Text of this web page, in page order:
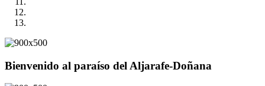
Bienvenido al paraíso del Aljarafe-Doñana